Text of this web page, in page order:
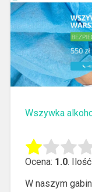
Wszywka
Ocena: 1.0.
W naszym